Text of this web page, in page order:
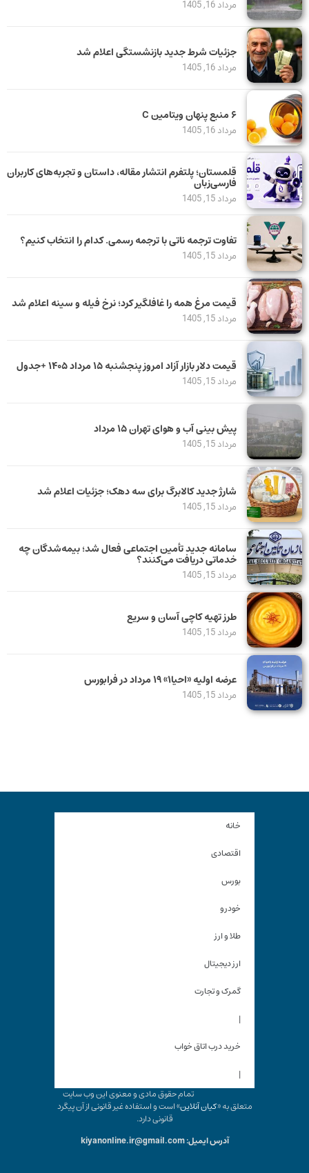
مرداد 16, 1405
جزئیات شرط جدید بازنشستگی اعلام شد
مرداد 16, 1405
۶ منبع پنهان ویتامین C
مرداد 16, 1405
قلمستان؛ پلتفرم انتشار مقاله، داستان و تجربه‌های کاربران
فارسی‌زبان
مرداد 15, 1405
تفاوت ترجمه ناتی با ترجمه رسمی. کدام را انتخاب کنیم؟
مرداد 15, 1405
قیمت مرغ همه را غافلگیر کرد؛ نرخ فیله و سینه اعلام شد
مرداد 15, 1405
قیمت دلار بازار آزاد امروز پنجشنبه ۱۵ مرداد ۱۴۰۵ +جدول
مرداد 15, 1405
پیش بینی آب و هوای تهران ۱۵ مرداد
مرداد 15, 1405
شارژ جدید کالابرگ برای سه دهک؛ جزئیات اعلام شد
مرداد 15, 1405
سامانه جدید تأمین اجتماعی فعال شد؛ بیمه‌شدگان چه
خدماتی دریافت می‌کنند؟
مرداد 15, 1405
طرز تهیه کاچی آسان و سریع
مرداد 15, 1405
عرضه اولیه «احیا۱» ۱۹ مرداد در فرابورس
مرداد 15, 1405
خانه
اقتصادی
بورس
خودرو
طلا و ارز
ارز دیجیتال
گمرک و تجارت
|
خرید درب اتاق خواب
|
تمام حقوق مادی و معنوی این وب سایت
متعلق به «کیان آنلاین» است و استفاده غیر قانونی از آن پیگرد
قانونی دارد.
آدرس ایمیل: kiyanonline.ir@gmail.com